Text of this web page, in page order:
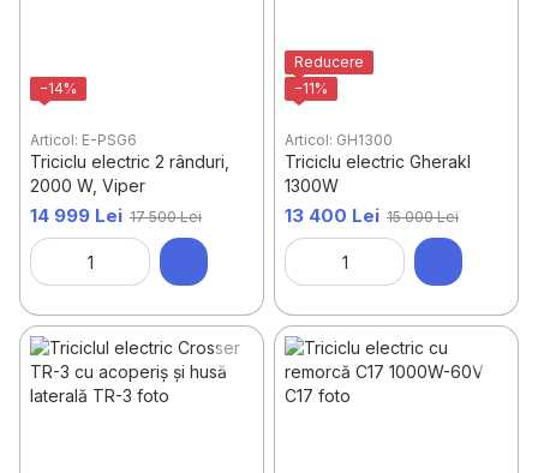
−14%
Articol: E-PSG6
Triciclu electric 2 rânduri,
2000 W, Viper
14 999 Lei 17 500 Lei
Reducere
−11%
Articol: GH1300
Triciclu electric Gherakl
1300W
13 400 Lei 15 000 Lei